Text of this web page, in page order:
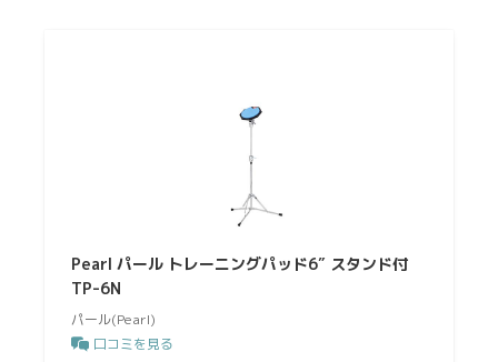
Pearl パール トレーニングパッド6″ スタンド付
TP-6N
パール(Pearl)
口コミを見る